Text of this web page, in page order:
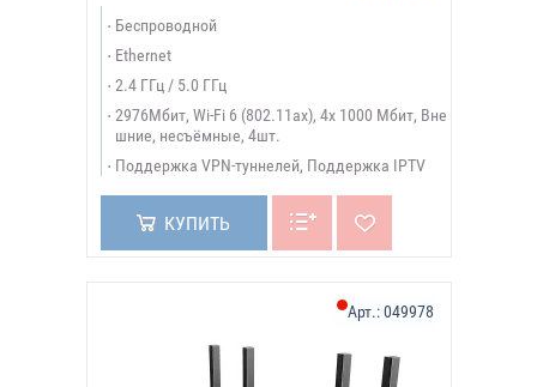
Беспроводной
Ethernet
2.4 ГГц / 5.0 ГГц
2976Мбит, Wi-Fi 6 (802.11ax), 4х 1000 Мбит, Вне
шние, несъёмные, 4шт.
Поддержка VPN-туннелей, Поддержка IPTV
КУПИТЬ
Арт.:049978